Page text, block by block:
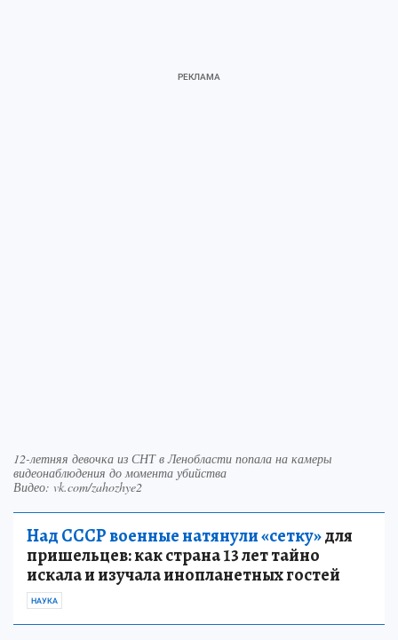
12-летняя девочка из СНТ в Ленобласти попала на камеры
видеонаблюдения до момента убийства
Видео: vk.com/zahozhye2
Над СССР военные натянули «сетку»для
пришельцев: как страна 13 лет тайно
искала и изучала инопланетных гостей
НАУКА